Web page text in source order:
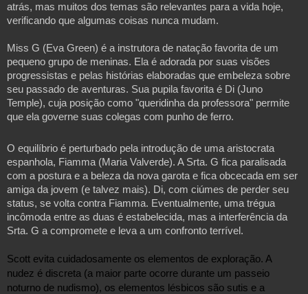
atrás, mas muitos dos temas são relevantes para a vida hoje,
verificando que algumas coisas nunca mudam.
Miss G (Eva Green) é a instrutora de natação favorita de um
pequeno grupo de meninas. Ela é adorada por suas visões
progressistas e pelas histórias elaboradas que embeleza sobre
seu passado de aventuras. Sua pupila favorita é Di (Juno
Temple), cuja posição como "queridinha da professora" permite
que ela governe suas colegas com punho de ferro.
O equilíbrio é perturbado pela introdução de uma aristocrata
espanhola, Fiamma (Maria Valverde). A Srta. G fica paralisada
com a postura e a beleza da nova garota e fica obcecada em ser
amiga da jovem (e talvez mais). Di, com ciúmes de perder seu
status, se volta contra Fiamma. Eventualmente, uma trégua
incômoda entre as duas é estabelecida, mas a interferência da
Srta. G a compromete e leva a um confronto terrível.
Scott evita cuidadosamente os elementos de exploração. A
nudez é discreta (a maior parte ocorre durante um passeio
noturno de nudismo), os elementos lésbicos são sutis e a